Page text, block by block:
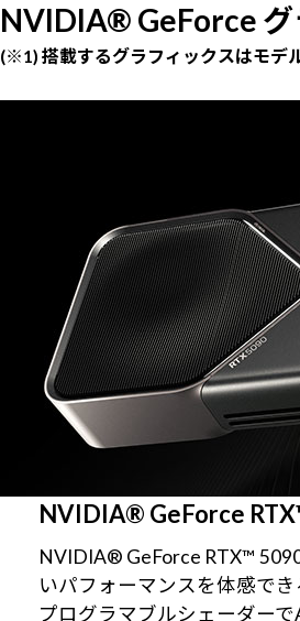
NVIDIA® GeForce
(※1) 搭載するグラフィックスはモデ
NVIDIA® GeForce
NVIDIA® GeForce RTX™
いパフォーマンスを体感でき
プログラマブルシェーダー